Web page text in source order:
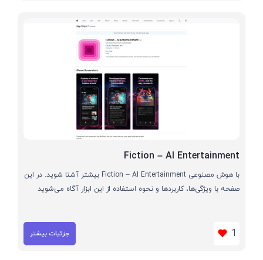
Fiction – AI Entertainment
با هوش مصنوعی Fiction – AI Entertainment بیشتر آشنا شوید. در این
صفحه با ویژگی‌ها، کاربردها و نحوه استفاده از این ابزار آگاه می‌شوید
1 جزئیات بیشتر